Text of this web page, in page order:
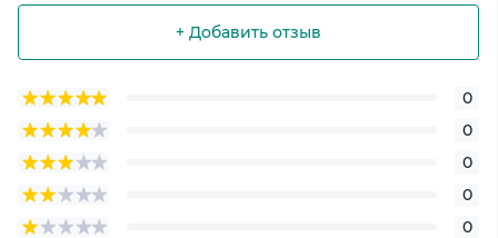
+ Добавить отзыв
0
0
0
0
0